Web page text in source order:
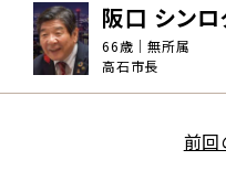
阪口 シンロ
66歳｜無所属
高石市長
前回